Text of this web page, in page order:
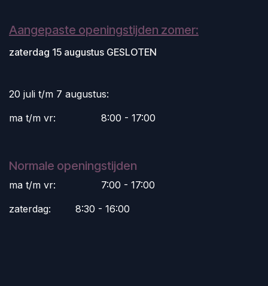
Aangepaste openingstijden zomer:
zaterdag 15 augustus GESLOTEN
20 juli t/m 7 augustus:
ma t/m vr:
​8:00 - 17:00
Normale openingstijden
ma t/m vr:
​7:00 - 17:00
zaterdag:
​8:30 - 16:00